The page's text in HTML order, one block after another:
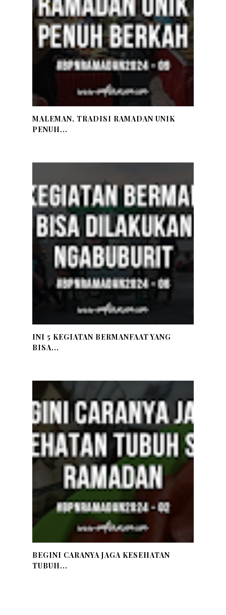
MALEMAN, TRADISI RAMADAN UNIK
PENUH...
INI 5 KEGIATAN BERMANFAAT YANG
BISA...
BEGINI CARANYA JAGA KESEHATAN
TUBUH...